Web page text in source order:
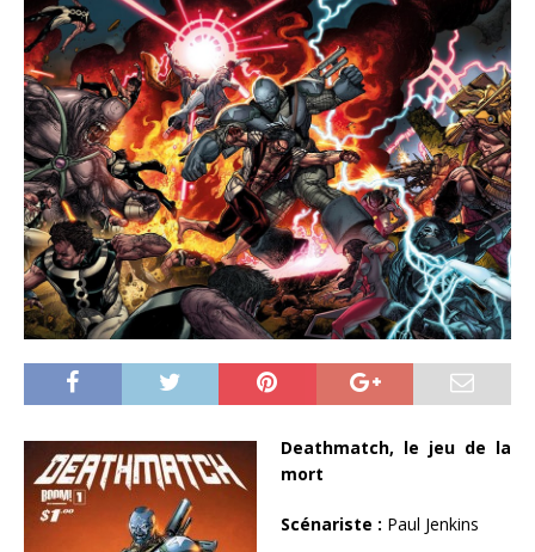
Deathmatch, le jeu de la
mort
Scénariste : Paul Jenkins